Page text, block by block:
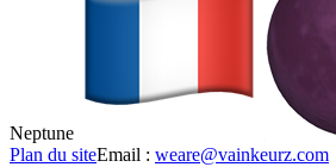
Neptune
Plan du siteEmail : weare@vainkeurz.com